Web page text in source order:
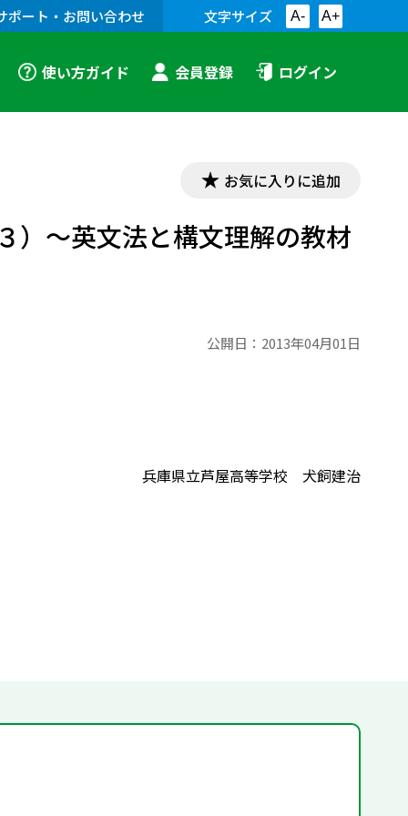
ポート・お問い合わせ 文字サイズ A- A+
使い方ガイド 会員登録 ログイン
お気に入りに追加
～英文法と構文理解の教材
公開日： 2013年04月01日
兵庫県立芦屋高等学校 犬飼建治